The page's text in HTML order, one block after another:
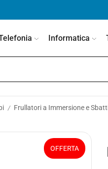
Informatica
/ Frullatori a Immersione e
OFFERTA